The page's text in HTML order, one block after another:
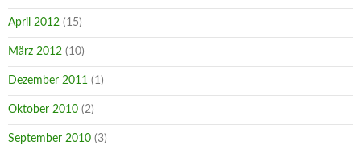
April 2012 (15)
März 2012 (10)
Dezember 2011 (1)
Oktober 2010 (2)
September 2010 (3)